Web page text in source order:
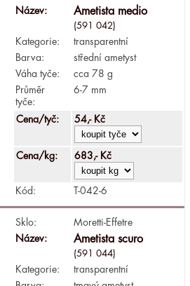
Název:
Ametista medio
(591 042)
Kategorie:
transparentní
Barva:
střední ametyst
Váha tyče:
cca 78 g
Průměr
tyče:
6-7 mm
Cena/tyč: 54,- Kč
Cena/kg: 683,- Kč
Kód: T-042-6
Sklo:
Moretti-Effetre
Název:
Ametista scuro
(591 044)
Kategorie:
transparentní